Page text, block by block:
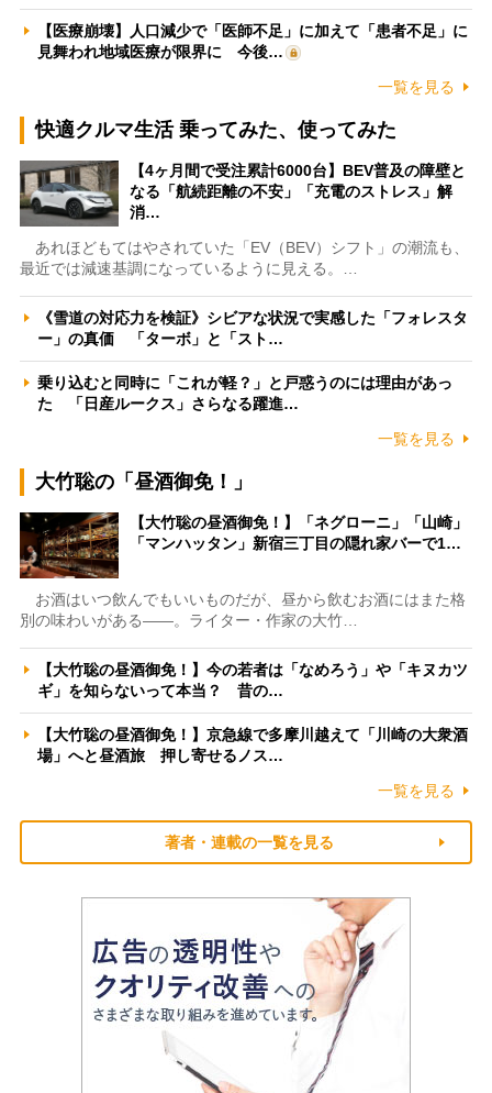
【医療崩壊】人口減少で「医師不足」に加えて「患者不足」に
見舞われ地域医療が限界に 今後…
一覧を見る
快適クルマ生活 乗ってみた、使ってみた
【4ヶ月間で受注累計6000台】BEV普及の障壁と
なる「航続距離の不安」「充電のストレス」解
消…
あれほどもてはやされていた「EV（BEV）シフト」の潮流も、
最近では減速基調になっているように見える。…
《雪道の対応力を検証》シビアな状況で実感した「フォレスタ
ー」の真価 「ターボ」と「スト…
乗り込むと同時に「これが軽？」と戸惑うのには理由があっ
た 「日産ルークス」さらなる躍進…
一覧を見る
大竹聡の「昼酒御免！」
【大竹聡の昼酒御免！】「ネグローニ」「山崎」
「マンハッタン」新宿三丁目の隠れ家バーで1…
お酒はいつ飲んでもいいものだが、昼から飲むお酒にはまた格
別の味わいがある――。ライター・作家の大竹…
【大竹聡の昼酒御免！】今の若者は「なめろう」や「キヌカツ
ギ」を知らないって本当？ 昔の…
【大竹聡の昼酒御免！】京急線で多摩川越えて「川崎の大衆酒
場」へと昼酒旅 押し寄せるノス…
一覧を見る
著者・連載の一覧を見る